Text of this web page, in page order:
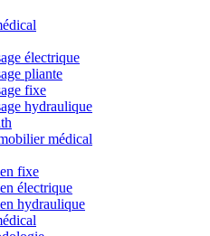
électrique
pliante
fixe
hydraulique
médical
fixe
électrique
hydraulique